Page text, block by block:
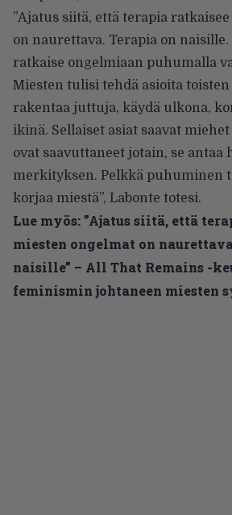
”Ajatus siitä, että terapia
on naurettava. Terapia on
ratkaise ongelmiaan puhumalla
Miesten tulisi tehdä asioita toisten
rakentaa juttuja, käydä ulkona,
ikinä. Sellaiset asiat saavat
ovat saavuttaneet jotain, se antaa
merkityksen. Pelkkä puhuminen
korjaa miestä”, Labonte totesi.
Lue myös:”Ajatus siitä, että
miesten ongelmat on
naisille” – All That Remains -
feminismin johtaneen miesten